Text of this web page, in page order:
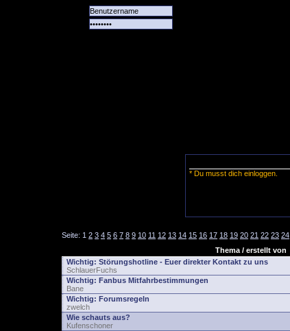
* Du musst dich einloggen.
Seite: 1 2 3 4 5 6 7 8 9 10 11 12 13 14 15 16 17 18 19 20 21 22 23 24
Thema / erstellt von
Wichtig: Störungshotline - Euer direkter Kontakt zu uns
SchlauerFuchs
Wichtig: Fanbus Mitfahrbestimmungen
Bane
Wichtig: Forumsregeln
zwelch
Wie schauts aus?
Kufenschoner